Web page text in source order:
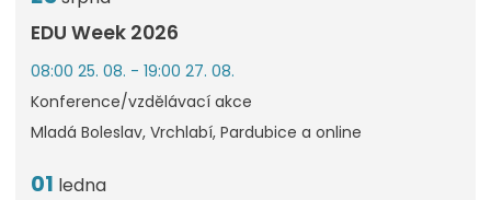
EDU Week 2026
08:00 25. 08. - 19:00 27. 08.
Konference/vzdělávací akce
Mladá Boleslav, Vrchlabí, Pardubice a online
01 ledna